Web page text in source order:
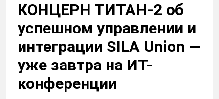
КОНЦЕРН ТИТАН-2 об
успешном управлении и
интеграции SILA Union —
уже завтра на ИТ-
конференции